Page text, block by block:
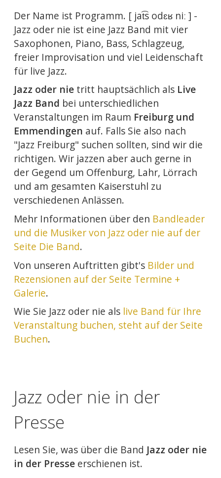
Der Name ist Programm. [ jat͡s odɛʁ niː ] -
Jazz oder nie ist eine Jazz Band mit vier
Saxophonen, Piano, Bass, Schlagzeug,
freier Improvisation und viel Leidenschaft
für live Jazz.
Jazz oder nie tritt hauptsächlich als Live
Jazz Band bei unterschiedlichen
Veranstaltungen im Raum Freiburg und
Emmendingen auf. Falls Sie also nach
"Jazz Freiburg" suchen sollten, sind wir die
richtigen. Wir jazzen aber auch gerne in
der Gegend um Offenburg, Lahr, Lörrach
und am gesamten Kaiserstuhl zu
verschiedenen Anlässen.
Mehr Informationen über den Bandleader
und die Musiker von Jazz oder nie auf der
Seite Die Band.
Von unseren Auftritten gibt's Bilder und
Rezensionen auf der Seite Termine +
Galerie.
Wie Sie Jazz oder nie als live Band für Ihre
Veranstaltung buchen, steht auf der Seite
Buchen.
Jazz oder nie in der
Presse
Lesen Sie, was über die Band Jazz oder nie
in der Presse erschienen ist.